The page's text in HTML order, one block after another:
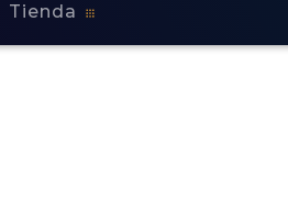
Tienda